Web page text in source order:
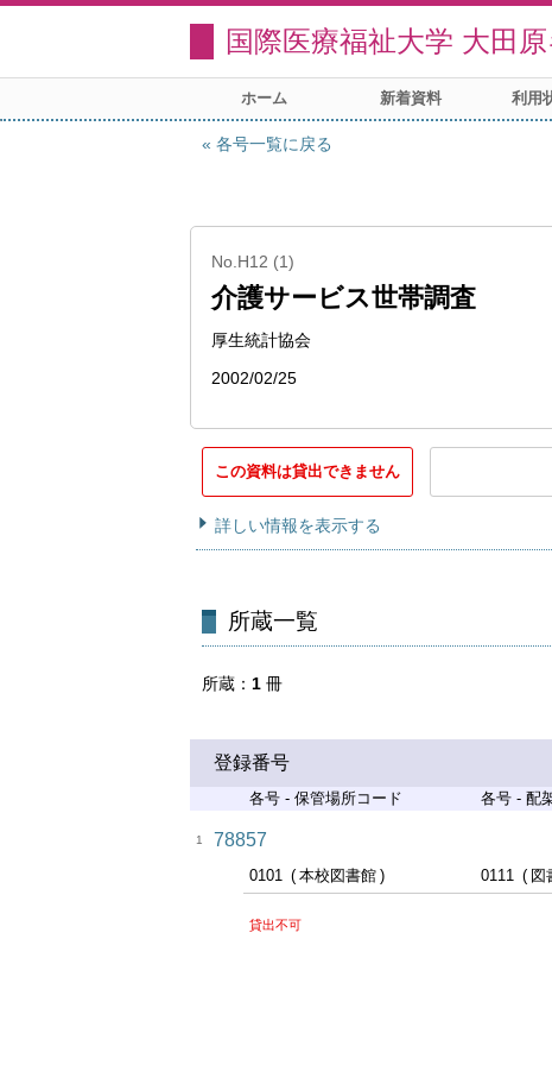
国際医療福祉大学 大田
ホーム 新着資料 利用
各号一覧に戻る
No.H12 (1)
介護サービス世帯調査
厚生統計協会
2002/02/25
この資料は貸出できません
詳しい情報を表示する
所蔵一覧
所蔵 1 冊
登録番号
各号 - 保管場所コード 各号 - 配
1 78857
0101 本校図書館 0111 図
貸出不可